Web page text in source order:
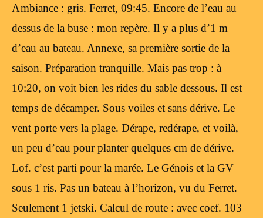
Ambiance : gris. Ferret, 09:45. Encore de l’eau au
dessus de la buse : mon repère. Il y a plus d’1 m
d’eau au bateau. Annexe, sa première sortie de la
saison. Préparation tranquille. Mais pas trop : à
10:20, on voit bien les rides du sable dessous. Il est
temps de décamper. Sous voiles et sans dérive. Le
vent porte vers la plage. Dérape, redérape, et voilà,
un peu d’eau pour planter quelques cm de dérive.
Lof. c’est parti pour la marée. Le Génois et la GV
sous 1 ris. Pas un bateau à l’horizon, vu du Ferret.
Seulement 1 jetski. Calcul de route : avec coef. 103